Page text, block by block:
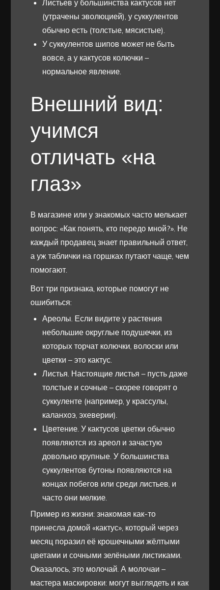
Листьев у большинства кактусов нет
(утрачены эволюцией), у суккулентов
обычно есть (толстые, мясистые).
У суккулентов шипов может не быть
вовсе, а у кактусов колючки –
нормальное явление.
Внешний вид:
учимся
отличать «на
глаз»
В магазине или у знакомых часто мелькает
вопрос: «Как понять, кто передо мной?». Не
каждый продавец знает правильный ответ,
а уж таблички на горшках путают чаще, чем
помогают.
Вот три признака, которые помогут не
ошибиться:
Ареолы. Если видите у растения
небольшие округлые подушечки, из
которых торчат колючки, волоски или
цветки – это кактус.
Листья. Настоящие листья – пусть даже
толстые и сочные – скорее говорят о
суккуленте (например, у крассулы,
каланхоэ, эхеверии).
Цветение. У кактусов цветки обычно
появляются из ареол и зачастую
довольно крупные. У большинства
суккулентов бутоны появляются на
концах побегов или среди листьев, и
часто они мелкие.
Пример из жизни: знакомая как-то
принесла домой «кактус», который через
месяц поразил её крошечными жёлтыми
цветами и сочными зелёными листиками.
Оказалось, это молочай. А молочаи –
мастера маскировки: могут выглядеть и как